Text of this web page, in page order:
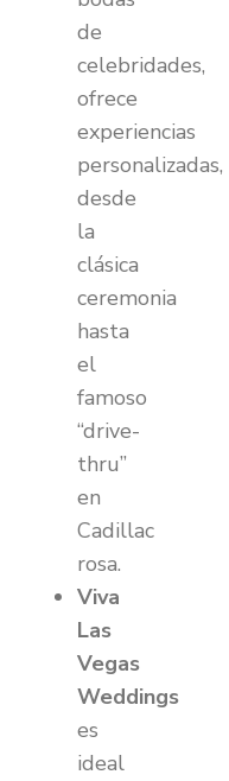
de
celebridades,
ofrece
experiencias
personalizadas,
desde
la
clásica
ceremonia
hasta
el
famoso
“drive-
thru”
en
Cadillac
rosa.
Viva
Las
Vegas
Weddings
es
ideal